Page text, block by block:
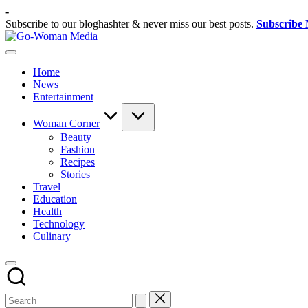
Skip
to
content
-
Subscribe to our bloghashter & never miss our best posts. Subscribe
Portal
Untuk
Wanita
Indonesia
Home
News
Entertainment
Woman Corner
Beauty
Fashion
Recipes
Stories
Travel
Education
Health
Technology
Culinary